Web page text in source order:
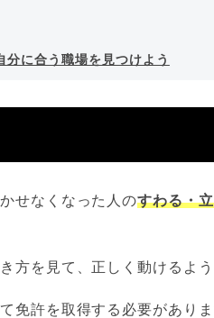
に合う職場を見つけよう
せなくなった人のすわる・
方を見て、正しく動けるよ
免許を取得する必要があり